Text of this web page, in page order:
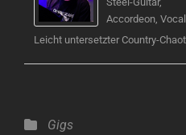
Accordeon,
Leicht untersetzter Country-
Categories
Gigs